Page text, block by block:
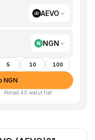
AEVO
NGN
5 10 100
NGN
· Ponad 40 walut fiat